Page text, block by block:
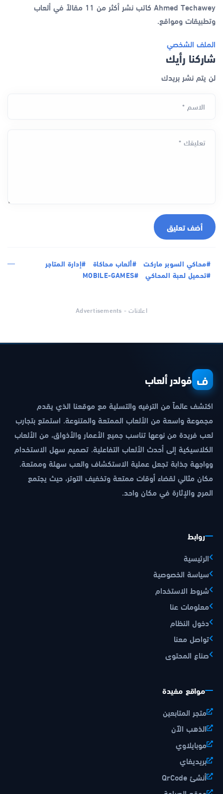
Ahmed Techawey كاتب نشر أكثر من 11 مقالاً في ألعاب
وتطبيقات ومواقع.
الملف الشخصي
شاركنا رأيك
لن يتم نشر بريدك
الاسم *
تعليقك *
أضف تعليق
#محاكي السوبر ماركت #ألعاب محاكاة
#إدارة المتاجر
#تحميل لعبة المحاكي
#MOBILE-GAMES
اعلانات - Advertisements
ف فولدر ألعاب
اكتشف عالماً من الترفيه والتسلية مع موقعنا الذي يقدم
مجموعة واسعة من الألعاب الممتعة والمتنوعة. استمتع بتجارب
لعب فريدة من نوعها تناسب جميع الأعمار والأذواق، من الألعاب
الكلاسيكية إلى أحدث الألعاب التفاعلية. تصميم سهل الاستخدام
وواجهة جذابة تجعل عملية الاستكشاف والعب سهلة وممتعة.
مكان مثالي لقضاء أوقات ممتعة وتخفيف التوتر، حيث يجتمع
المرح والإثارة في مكان واحد.
روابط
الرئيسية
سياسة الخصوصية
شروط الاستخدام
معلومات عنا
دخول النظام
تواصل معنا
صناع المحتوى
مواقع مفيدة
متجر المتابعين
الذهب الآن
موبايلاوي
بريديفاي
أنشئ QrCode